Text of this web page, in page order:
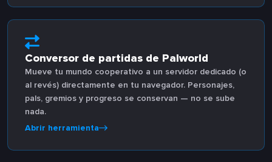
Conversor de partidas de Palworld
Mueve tu mundo cooperativo a un servidor dedicado (o
al revés) directamente en tu navegador. Personajes,
pals, gremios y progreso se conservan — no se sube
nada.
Abrir herramienta